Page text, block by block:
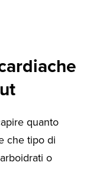
quanto
che tipo di
o